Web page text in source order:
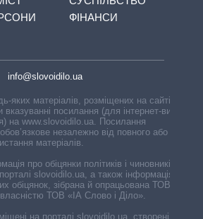
ФІНАНСИ
info@slovoidilo.ua
яких матеріалів, розміщених на сайті,
посилання (для інтернет-видань
на www.slovoidilo.ua. Посилання
незалежно від повного або
матеріалів.
про обіцянки політиків і чиновників,
slovoidilo.ua, а також інформація про
обіцянок, зібрана й опрацьована ТОВ «ІА
ТОВ «ІА Слово і Діло».
на порталі slovoidilo.ua, створені ГО